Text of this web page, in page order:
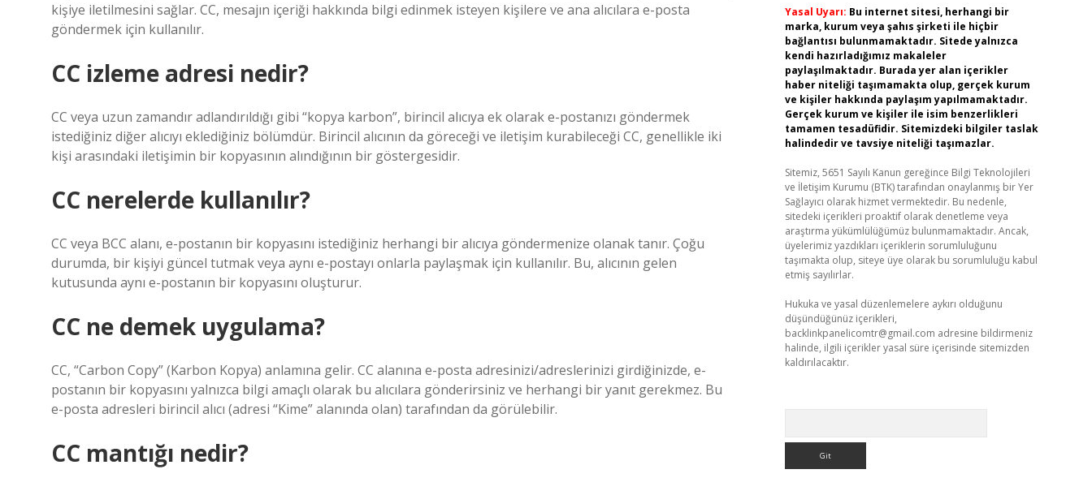
kişiye iletilmesini sağlar. CC, mesajın içeriği hakkında bilgi edinmek isteyen kişilere ve ana alıcılara e-posta
göndermek için kullanılır.
CC izleme adresi nedir?
CC veya uzun zamandır adlandırıldığı gibi “kopya karbon”, birincil alıcıya ek olarak e-postanızı göndermek
istediğiniz diğer alıcıyı eklediğiniz bölümdür. Birincil alıcının da göreceği ve iletişim kurabileceği CC, genellikle iki
kişi arasındaki iletişimin bir kopyasının alındığının bir göstergesidir.
CC nerelerde kullanılır?
CC veya BCC alanı, e-postanın bir kopyasını istediğiniz herhangi bir alıcıya göndermenize olanak tanır. Çoğu
durumda, bir kişiyi güncel tutmak veya aynı e-postayı onlarla paylaşmak için kullanılır. Bu, alıcının gelen
kutusunda aynı e-postanın bir kopyasını oluşturur.
CC ne demek uygulama?
CC, “Carbon Copy” (Karbon Kopya) anlamına gelir. CC alanına e-posta adresinizi/adreslerinizi girdiğinizde, e-
postanın bir kopyasını yalnızca bilgi amaçlı olarak bu alıcılara gönderirsiniz ve herhangi bir yanıt gerekmez. Bu
e-posta adresleri birincil alıcı (adresi “Kime” alanında olan) tarafından da görülebilir.
CC mantığı nedir?
Yasal Uyarı: Bu internet sitesi, herhangi bir
marka, kurum veya şahıs şirketi ile hiçbir
bağlantısı bulunmamaktadır. Sitede yalnızca
kendi hazırladığımız makaleler
paylaşılmaktadır. Burada yer alan içerikler
haber niteliği taşımamakta olup, gerçek kurum
ve kişiler hakkında paylaşım yapılmamaktadır.
Gerçek kurum ve kişiler ile isim benzerlikleri
tamamen tesadüfidir. Sitemizdeki bilgiler taslak
halindedir ve tavsiye niteliği taşımazlar.
Sitemiz, 5651 Sayılı Kanun gereğince Bilgi Teknolojileri
ve İletişim Kurumu (BTK) tarafından onaylanmış bir Yer
Sağlayıcı olarak hizmet vermektedir. Bu nedenle,
sitedeki içerikleri proaktif olarak denetleme veya
araştırma yükümlülüğümüz bulunmamaktadır. Ancak,
üyelerimiz yazdıkları içeriklerin sorumluluğunu
taşımakta olup, siteye üye olarak bu sorumluluğu kabul
etmiş sayılırlar.
Hukuka ve yasal düzenlemelere aykırı olduğunu
düşündüğünüz içerikleri,
backlinkpanelicomtr@gmail.com adresine bildirmeniz
halinde, ilgili içerikler yasal süre içerisinde sitemizden
kaldırılacaktır.